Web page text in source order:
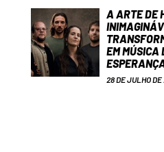
A ARTE DE
EM MÚSICA
28 DE JULHO